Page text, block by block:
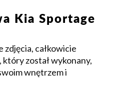
Kia Sportage
zdjęcia, całkowicie
został wykonany,
wnętrzem i